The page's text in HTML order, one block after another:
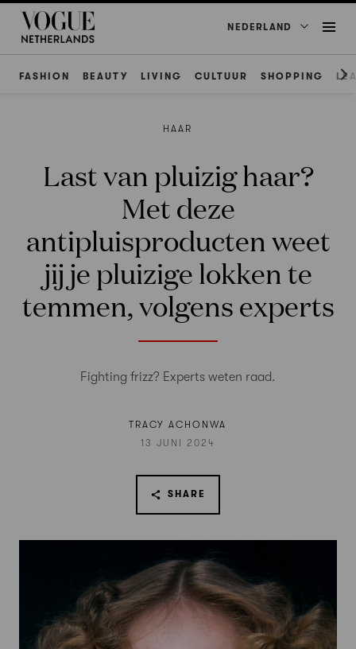
NEDERLAND
FASHION BEAUTY LIVING CULTUUR SHOPPING
HAAR
Last van pluizig haar?
Met deze
antipluisproducten weet
jij je pluizige lokken te
temmen, volgens experts
Fighting frizz? Experts weten raad.
TRACY ACHONWA
13 JUNI 2024
SHARE